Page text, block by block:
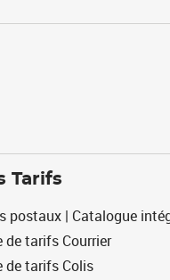
Tarifs
postaux | Catalogue
de tarifs Courrier
de tarifs Colis